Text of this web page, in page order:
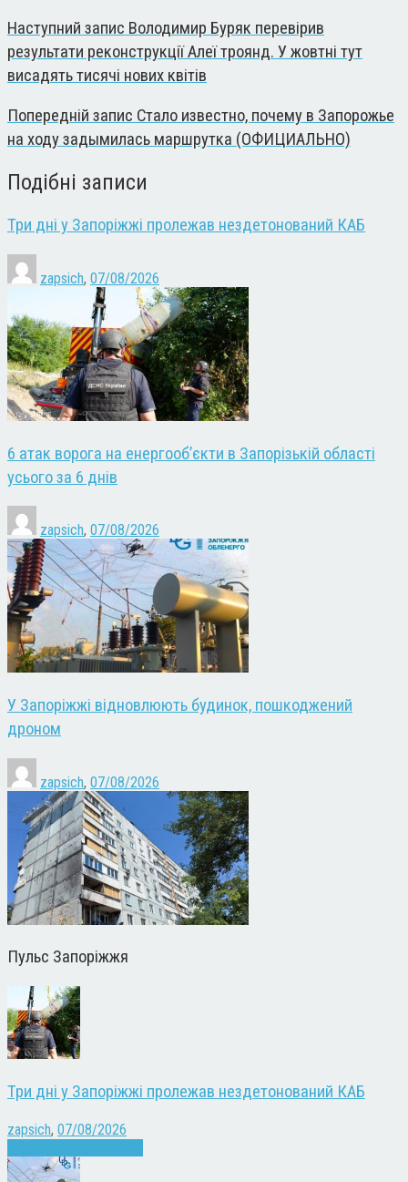
Наступний запис Володимир Буряк перевірив
результати реконструкції Алеї троянд. У жовтні тут
висадять тисячі нових квітів
Попередній запис Стало известно, почему в Запорожье
на ходу задымилась маршрутка (ОФИЦИАЛЬНО)
Подібні записи
Три дні у Запоріжжі пролежав нездетонований КАБ
zapsich, 07/08/2026
6 атак ворога на енергооб’єкти в Запорізькій області
усього за 6 днів
zapsich, 07/08/2026
У Запоріжжі відновлюють будинок, пошкоджений
дроном
zapsich, 07/08/2026
Пульс Запоріжжя
Три дні у Запоріжжі пролежав нездетонований КАБ
zapsich, 07/08/2026